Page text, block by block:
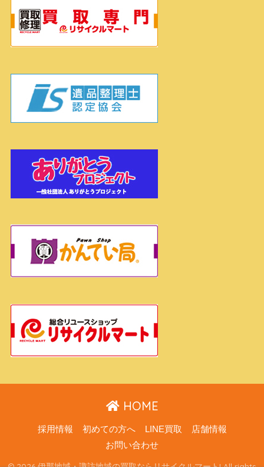
HOME
採用情報 初めての方へ LINE買取
店舗情報
お問い合わせ